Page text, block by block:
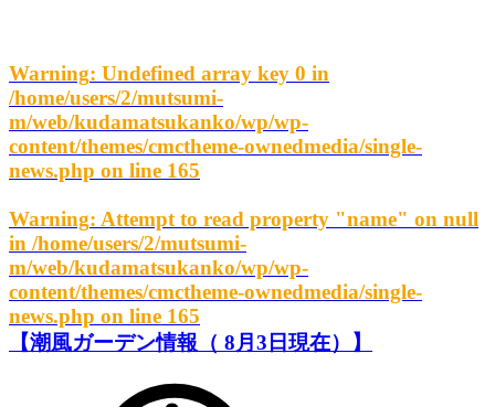
Warning: Undefined array key 0 in
/home/users/2/mutsumi-
m/web/kudamatsukanko/wp/wp-
content/themes/cmctheme-ownedmedia/single-
news.php on line 165
Warning: Attempt to read property "name" on null
in /home/users/2/mutsumi-
m/web/kudamatsukanko/wp/wp-
content/themes/cmctheme-ownedmedia/single-
news.php on line 165
【潮風ガーデン情報（ 8月3日現在）】